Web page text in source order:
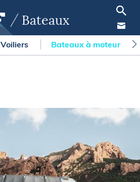
Bateaux
Voiliers Bateaux à moteur